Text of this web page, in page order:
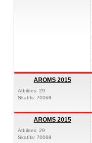
AROMS 2015
Atbildes: 29
Skatīts: 70068
AROMS 2015
Atbildes: 29
Skatīts: 70068